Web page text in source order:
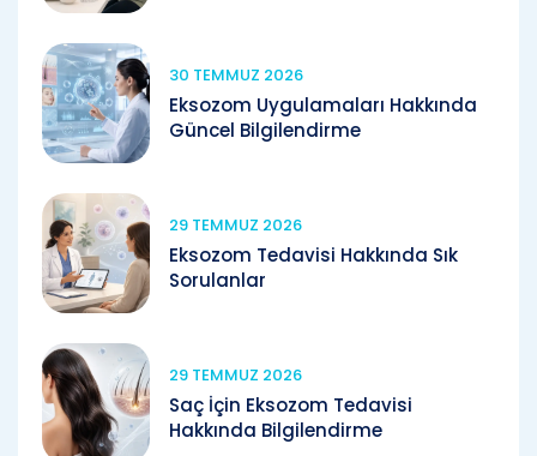
30 TEMMUZ 2026
Eksozom Uygulamaları Hakkında
Güncel Bilgilendirme
29 TEMMUZ 2026
Eksozom Tedavisi Hakkında Sık
Sorulanlar
29 TEMMUZ 2026
Saç İçin Eksozom Tedavisi
Hakkında Bilgilendirme